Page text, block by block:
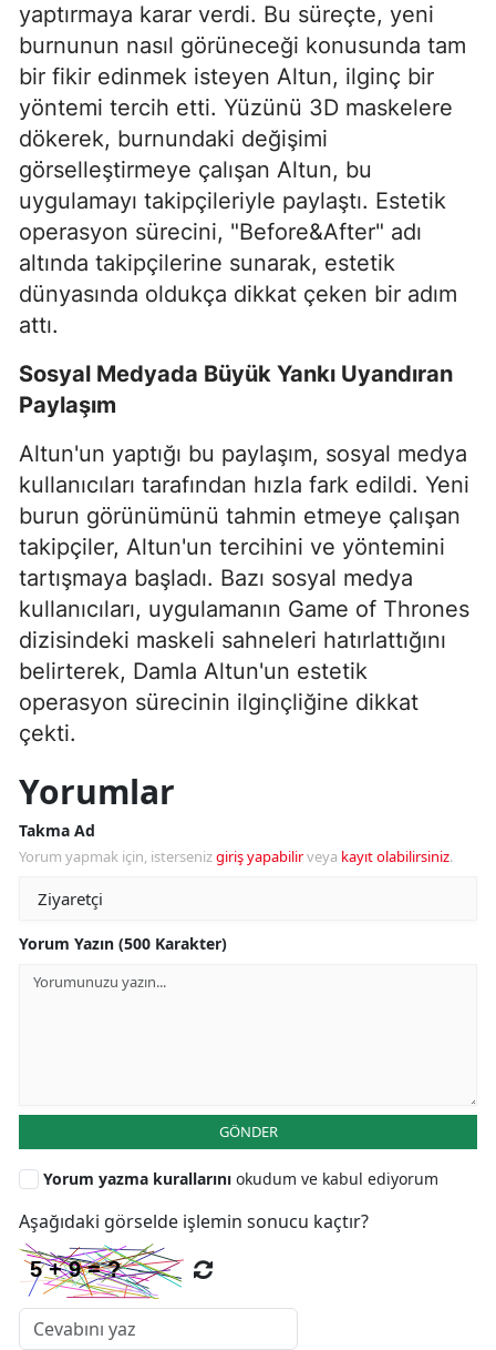
yaptırmaya karar verdi. Bu süreçte, yeni
burnunun nasıl görüneceği konusunda tam
bir fikir edinmek isteyen Altun, ilginç bir
yöntemi tercih etti. Yüzünü 3D maskelere
dökerek, burnundaki değişimi
görselleştirmeye çalışan Altun, bu
uygulamayı takipçileriyle paylaştı. Estetik
operasyon sürecini, "Before&After" adı
altında takipçilerine sunarak, estetik
dünyasında oldukça dikkat çeken bir adım
attı.
Sosyal Medyada Büyük Yankı Uyandıran
Paylaşım
Altun'un yaptığı bu paylaşım, sosyal medya
kullanıcıları tarafından hızla fark edildi. Yeni
burun görünümünü tahmin etmeye çalışan
takipçiler, Altun'un tercihini ve yöntemini
tartışmaya başladı. Bazı sosyal medya
kullanıcıları, uygulamanın Game of Thrones
dizisindeki maskeli sahneleri hatırlattığını
belirterek, Damla Altun'un estetik
operasyon sürecinin ilginçliğine dikkat
çekti.
Yorumlar
Takma Ad
Yorum yapmak için, istersenizgiriş yapabilirveya kayıt olabilirsiniz.
Yorum Yazın (500 Karakter)
GÖNDER
Yorum yazma kurallarını okudum ve kabul ediyorum
Aşağıdaki görselde işlemin sonucu kaçtır?